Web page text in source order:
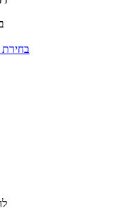
בחירת